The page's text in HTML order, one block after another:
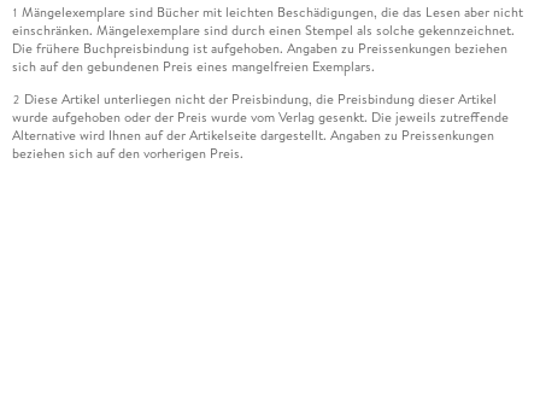
1 Mängelexemplare sind Bücher mit leichten Beschädigungen, die das Lesen aber nicht
einschränken. Mängelexemplare sind durch einen Stempel als solche gekennzeichnet.
Die frühere Buchpreisbindung ist aufgehoben. Angaben zu Preissenkungen beziehen
sich auf den gebundenen Preis eines mangelfreien Exemplars.
2 Diese Artikel unterliegen nicht der Preisbindung, die Preisbindung dieser Artikel
wurde aufgehoben oder der Preis wurde vom Verlag gesenkt. Die jeweils zutreffende
Alternative wird Ihnen auf der Artikelseite dargestellt. Angaben zu Preissenkungen
beziehen sich auf den vorherigen Preis.